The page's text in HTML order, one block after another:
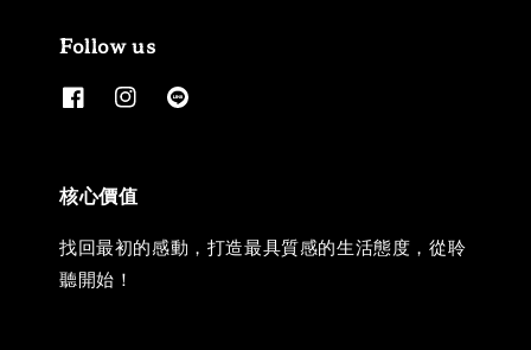
Follow us
核心價值
找回最初的感動，打造最具質感的生活態度，從聆
聽開始！